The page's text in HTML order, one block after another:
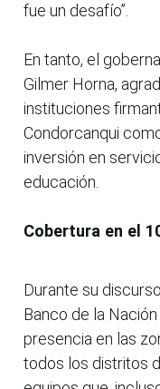
fue un desafío”.
En tanto, el
Gilmer Horna,
instituciones
Condorcanqui
inversión en
educación.
Cobertura en el
Durante su
Banco de la
presencia en las
todos los distritos